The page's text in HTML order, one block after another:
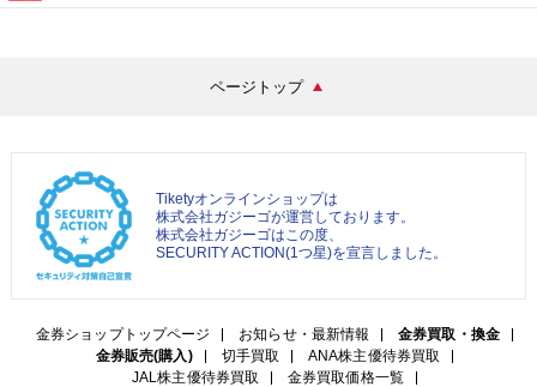
ページトップ
Tiketyオンラインショップは
株式会社ガジーゴが運営しております。
株式会社ガジーゴはこの度、
SECURITY ACTION(1つ星)を宣言しました。
金券ショップトップページ お知らせ・最新情報
金券買取・換金
金券販売(購入)
切手買取
ANA株主優待券買取
JAL株主優待券買取
金券買取価格一覧